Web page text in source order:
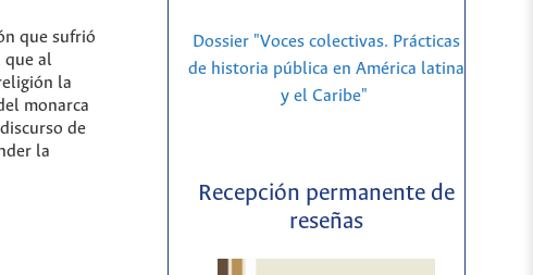
que sufrió
que al
la
monarca
de
la
Dossier "Voces colectivas. Prácticas
de historia pública en América latina
y el Caribe"
Recepción permanente de
reseñas